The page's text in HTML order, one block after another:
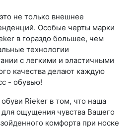
не только внешнее
Особые черты марки
в гораздо большее, чем
технологии
с легкими и эластичными
качества делают каждую
- обувью!
Rieker в том, что наша
для ощущения чувства Вашего
комфорта при носке